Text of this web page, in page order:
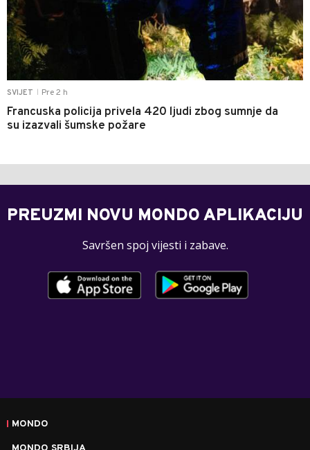
SVIJET Pre 2 h
Francuska policija privela 420 ljudi zbog sumnje da
su izazvali šumske požare
PREUZMI NOVU MONDO APLIKACIJU
Savršen spoj vijesti i zabave.
MONDO